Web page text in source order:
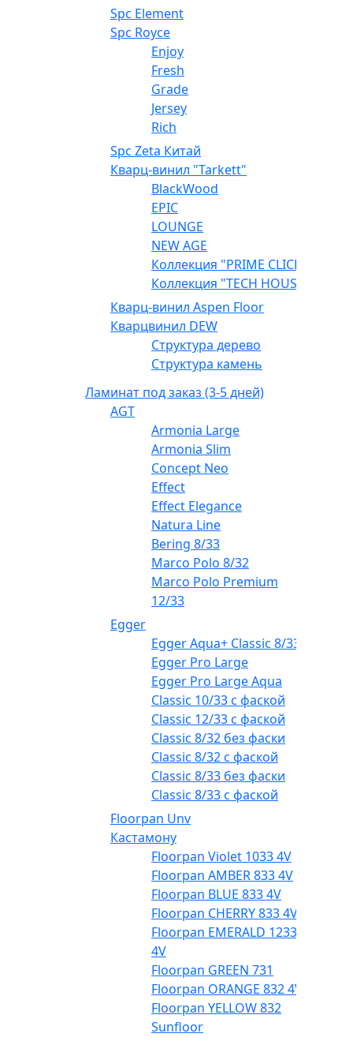
Spc Element
Spc Royce
Enjoy
Fresh
Grade
Jersey
Rich
Spc Zeta Китай
Кварц-винил "Tarkett"
BlackWood
EPIC
LOUNGE
NEW AGE
Коллекция "PRIME CLICK"
Коллекция "TECH HOUSE"
Кварц-винил Aspen Floor
Кварцвинил DEW
Структура дерево
Структура камень
Ламинат под заказ (3-5 дней)
AGT
Armonia Large
Armonia Slim
Concept Neo
Effect
Effect Elegance
Natura Line
Bering 8/33
Marco Polo 8/32
Marco Polo Premium
12/33
Egger
Egger Aqua+ Classic 8/33
Egger Pro Large
Egger Pro Large Aqua
Classic 10/33 с фаской
Classic 12/33 с фаской
Classic 8/32 без фаски
Classic 8/32 с фаской
Classic 8/33 без фаски
Classic 8/33 с фаской
Floorpan Unv
Кастамону
Floorpan Violet 1033 4V
Floorpan AMBER 833 4V
Floorpan BLUE 833 4V
Floorpan CHERRY 833 4V
Floorpan EMERALD 1233
4V
Floorpan GREEN 731
Floorpan ORANGE 832 4V
Floorpan YELLOW 832
Sunfloor